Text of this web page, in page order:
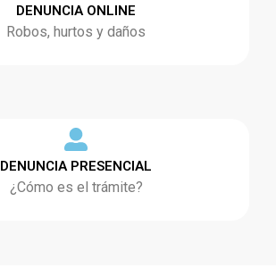
DENUNCIA ONLINE
Robos, hurtos y daños
DENUNCIA PRESENCIAL
¿Cómo es el trámite?